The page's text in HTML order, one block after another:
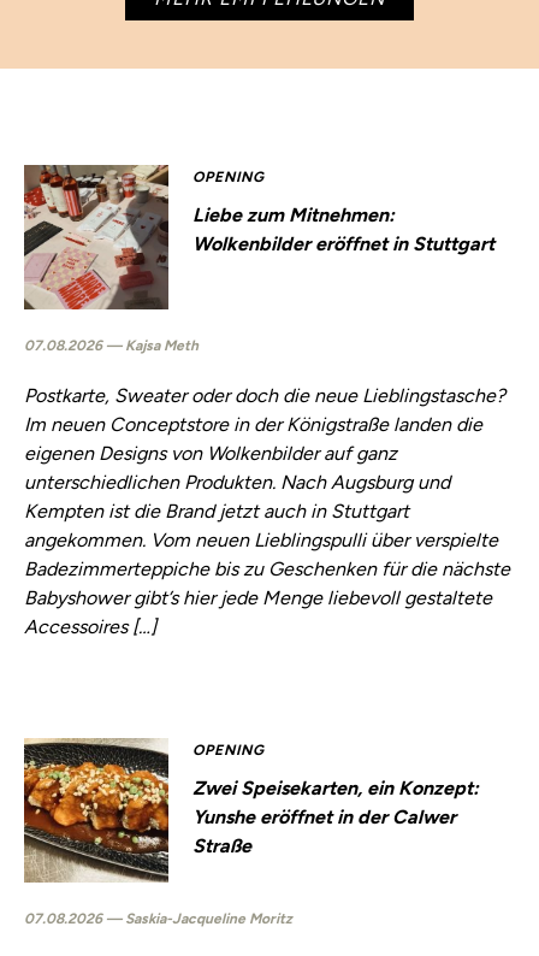
OPENING
Liebe zum Mitnehmen:
Wolkenbilder eröffnet in Stuttgart
07.08.2026 — Kajsa Meth
Postkarte, Sweater oder doch die neue Lieblingstasche?
Im neuen Conceptstore in der Königstraße landen die
eigenen Designs von Wolkenbilder auf ganz
unterschiedlichen Produkten. Nach Augsburg und
Kempten ist die Brand jetzt auch in Stuttgart
angekommen. Vom neuen Lieblingspulli über verspielte
Badezimmerteppiche bis zu Geschenken für die nächste
Babyshower gibt’s hier jede Menge liebevoll gestaltete
Accessoires […]
OPENING
Zwei Speisekarten, ein Konzept:
Yunshe eröffnet in der Calwer
Straße
07.08.2026 — Saskia-Jacqueline Moritz